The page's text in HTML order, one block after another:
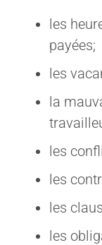
les
payées;
les
la
les
les
les
les